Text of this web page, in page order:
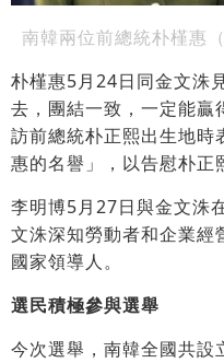
南韓兩位前總統朴槿惠
朴槿惠5月24日同金文洙
去，團結一致，一定能贏
訪前總統朴正熙出生地時
惠的名譽」，以告慰朴正
李明博5月27日與金文洙
文洙深知勞動者和企業經
國家領導人。
選民積極參與選舉
今次選舉，南韓全國共